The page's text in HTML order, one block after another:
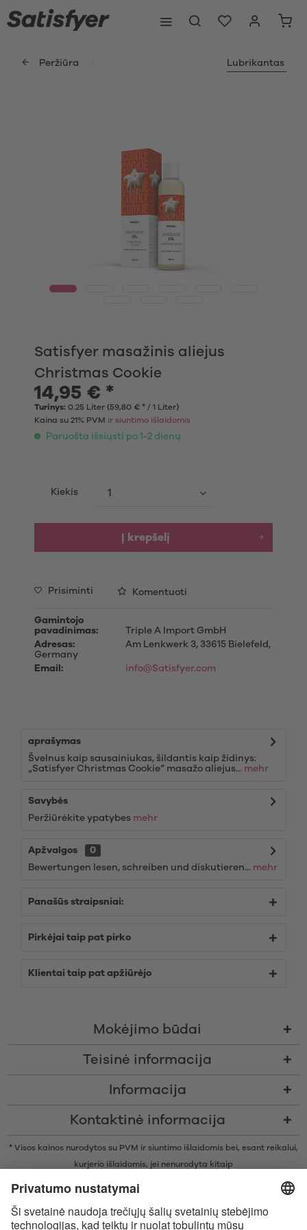
Peržiūra Lubrikantas
Satisfyer masažinis aliejus
Christmas Cookie
14,95 € *
Turinys: 0.25 Liter (59,80 € * / 1 Liter)
Kaina su 21% PVM ir siuntimo išlaidomis
Paruošta išsiųsti po 1-2 dienų
Kiekis
Į krepšelį
Prisiminti Komentuoti
Gamintojo
pavadinimas:
Triple A Import GmbH
Adresas:
Am Lenkwerk 3, 33615 Bielefeld,
Germany
Email:
info@Satisfyer.com
aprašymas
Švelnus kaip sausainiukas, šildantis kaip židinys:
„Satisfyer Christmas Cookie“ masažo aliejus... mehr
Savybės
Peržiūrėkite ypatybes mehr
Apžvalgos
0
Bewertungen lesen, schreiben und diskutieren... mehr
Panašūs straipsniai:
Pirkėjai taip pat pirko
Klientai taip pat apžiūrėjo
Mokėjimo būdai
Teisinė informacija
Informacija
Kontaktinė informacija
* Visos kainos nurodytos su PVM ir siuntimo išlaidomis bei, esant reikalui,
kurjerio išlaidomis, jei nenurodyta kitaip
* Žodinis prekių ženklas Bluetooth® ir logotipai yra registruoti „Bluetooth
SIG, Inc.“ prekių ženklai ir bet koks tokių prekių ženklų naudojimas
įmonėje „Satisfyer GmbH“ yra licencijuotas.